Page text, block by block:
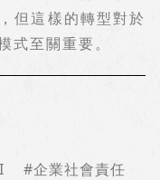
但這樣的轉型對於
式至關重要。
#企業社會責任